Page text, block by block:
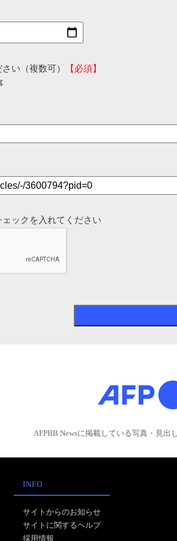
い（複数可）
【必須】
ックを入れてください
AFPBB Newsに掲載している写真・見出
INFO
サイトからのお知らせ
サイトに関するヘルプ
採用情報